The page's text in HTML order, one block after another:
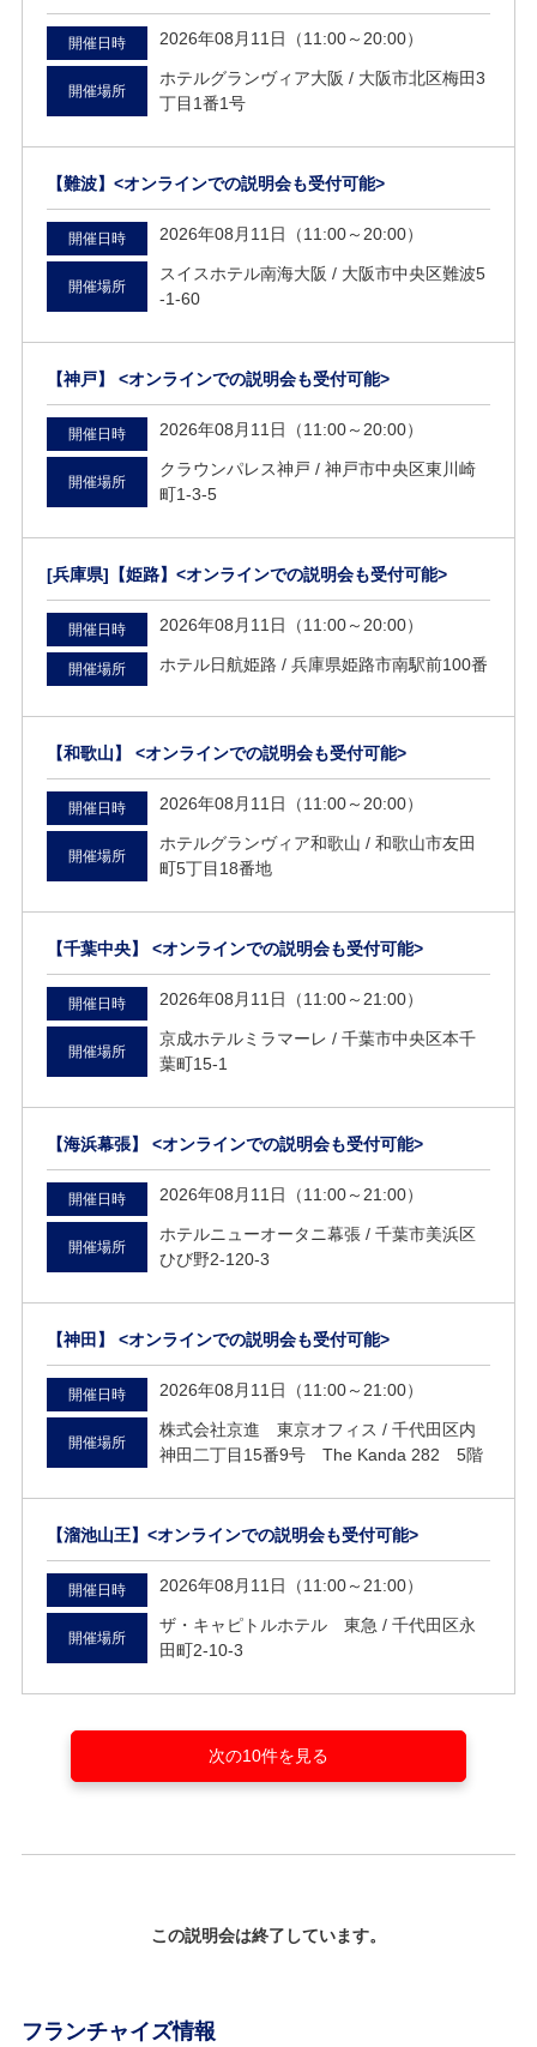
開催日時 2026年08月11日（11:00～20:00）
開催場所
ホテルグランヴィア大阪 / 大阪市北区梅田3
丁目1番1号
【難波】<オンラインでの説明会も受付可能>
開催日時 2026年08月11日（11:00～20:00）
開催場所
スイスホテル南海大阪 / 大阪市中央区難波5
-1-60
【神戸】 <オンラインでの説明会も受付可能>
開催日時 2026年08月11日（11:00～20:00）
開催場所
クラウンパレス神戸 / 神戸市中央区東川崎
町1-3-5
[兵庫県] 【姫路】<オンラインでの説明会も受付可能>
開催日時 2026年08月11日（11:00～20:00）
開催場所 ホテル日航姫路 / 兵庫県姫路市南駅前100番
【和歌山】 <オンラインでの説明会も受付可能>
開催日時 2026年08月11日（11:00～20:00）
開催場所
ホテルグランヴィア和歌山 / 和歌山市友田
町5丁目18番地
【千葉中央】 <オンラインでの説明会も受付可能>
開催日時 2026年08月11日（11:00～21:00）
開催場所
京成ホテルミラマーレ / 千葉市中央区本千
葉町15-1
【海浜幕張】 <オンラインでの説明会も受付可能>
開催日時 2026年08月11日（11:00～21:00）
開催場所
ホテルニューオータニ幕張 / 千葉市美浜区
ひび野2-120-3
【神田】 <オンラインでの説明会も受付可能>
開催日時 2026年08月11日（11:00～21:00）
開催場所
株式会社京進 東京オフィス / 千代田区内
神田二丁目15番9号 The Kanda 282 5階
【溜池山王】<オンラインでの説明会も受付可能>
開催日時 2026年08月11日（11:00～21:00）
開催場所
ザ・キャピトルホテル 東急 / 千代田区永
田町2-10-3
次の10件を見る
この説明会は終了しています。
フランチャイズ情報